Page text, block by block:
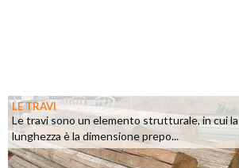
LE TRAVI
Le travi sono un elemento strutturale, in cui la
lunghezza è la dimensione prepo...